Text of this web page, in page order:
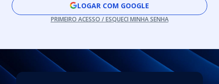
LOGAR COM GOOGLE
PRIMEIRO ACESSO / ESQUECI MINHA SENHA